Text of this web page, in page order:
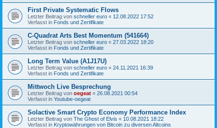
First Private Systematic Flows
Letzter Beitrag von schneller euro « 12.08.2022 17:52
Verfasst in Fonds und Zertifikate
C-Quadrat Arts Best Momentum (541664)
Letzter Beitrag von schneller euro « 27.03.2022 18:20
Verfasst in Fonds und Zertifikate
Long Term Value (A1J17U)
Letzter Beitrag von schneller euro « 24.11.2021 16:39
Verfasst in Fonds und Zertifikate
Mittwoch Live Besprechung
Letzter Beitrag von oegeat « 26.08.2021 00:54
Verfasst in Youtube-oegeat
Solactive Smart Crypto Economy Performance Index
Letzter Beitrag von The Ghost of Elvis « 10.08.2021 18:22
Verfasst in Kryptowährungen von Bitcoin zu diversen Altcoins